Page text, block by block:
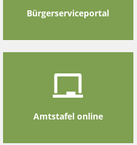
Bürgerserviceportal
Amtstafel online